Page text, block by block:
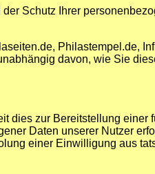
Schutz Ihrer
Philastempel.de,
davon, wie Sie
dies zur Bereitstellung einer
Daten unserer Nutzer
einer Einwilligung aus